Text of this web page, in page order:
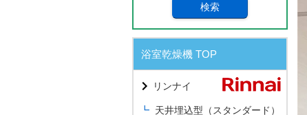
検索
浴室乾燥機 TOP
リンナイ
天井埋込型（スタンダード）